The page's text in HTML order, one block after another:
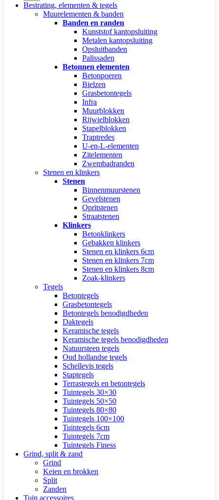
Bestrating, elementen & tegels
Muurelementen & banden
Banden en randen
Kunststof kantopsluiting
Metalen kantopsluiting
Opsluitbanden
Palissaden
Betonnen elementen
Betonpoeren
Bielzen
Grasbetontegels
Infra
Muurblokken
Rijwielblokken
Stapelblokken
Traptredes
U-en-L-elementen
Zitelementen
Zwembadranden
Stenen en klinkers
Stenen
Binnenmuurstenen
Gevelstenen
Opritstenen
Straatstenen
Klinkers
Betonklinkers
Gebakken klinkers
Stenen en klinkers 6cm
Stenen en klinkers 7cm
Stenen en klinkers 8cm
Zoak-klinkers
Tegels
Betontegels
Grasbetontegels
Betontegels benodigdheden
Daktegels
Keramische tegels
Keramische tegels benodigdheden
Natuursteen tegels
Oud hollandse tegels
Schellevis tegels
Staptegels
Terrastegels en betontegels
Tuintegels 30×30
Tuintegels 50×50
Tuintegels 80×80
Tuintegels 100×100
Tuintegels 6cm
Tuintegels 7cm
Tuintegels Finess
Grind, split & zand
Grind
Keien en brokken
Split
Zanden
Tuin accessoires